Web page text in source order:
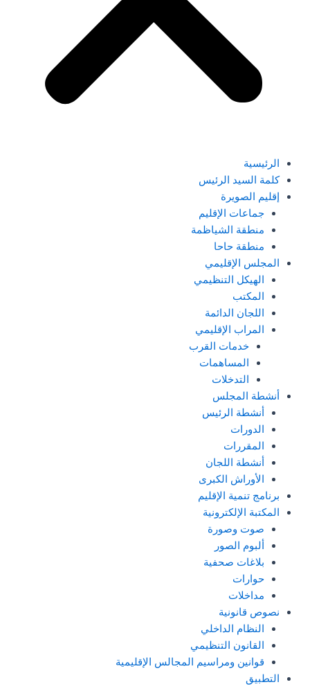
الرئيسية
كلمة السيد الرئيس
إقليم الصويرة
جماعات الإقليم
منطقة الشياظمة
منطقة حاحا
المجلس الإقليمي
الهيكل التنظيمي
المكتب
اللجان الدائمة
المراب الإقليمي
خدمات القرب
المساهمات
التدخلات
أنشطة المجلس
أنشطة الرئيس
الدورات
المقررات
أنشطة اللجان
الأوراش الكبرى
برنامج تنمية الإقليم
المكتبة الإلكترونية
صوت وصورة
ألبوم الصور
بلاغات صحفية
حوارات
مداخلات
نصوص قانونية
النظام الداخلي
القانون التنظيمي
قوانين ومراسيم المجالس الإقليمية
التطبيق